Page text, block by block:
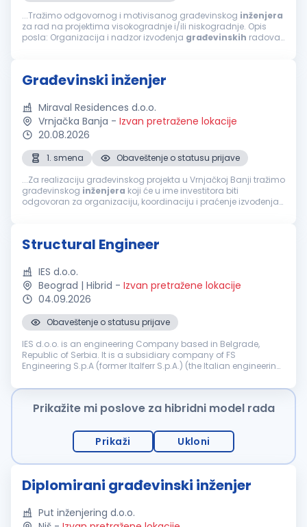
...Tražimo odgovornog i motivisanog građevinskog inženjera
za rad na projektima visokogradnje i/ili niskogradnje. Opis
posla: Organizacija i nadzor izvođenja građevinskih radova.
Građevinski inženjer
Miraval Residences d.o.o.
Vrnjačka Banja - Izvan pretražene lokacije
20.08.2026
1. smena
Obaveštenje o statusu prijave
...Za realizaciju građevinskog projekta u Vrnjačkoj Banji tražimo
građevinskog inženjera koji će u ime investitora biti
odgovoran za organizaciju, koordinaciju i praćenje izvođenja
Structural Engineer
IES d.o.o.
Beograd | Hibrid - Izvan pretražene lokacije
04.09.2026
Obaveštenje o statusu prijave
IES d.o.o. is an engineering Company based in Belgrade,
Republic of Serbia. It is a subsidiary company of FS
Engineering S.p.A (former Italferr S.p.A.) (the Italian engineering
Group). Company IES ...
Prikažite mi poslove za hibridni model rada
Prikaži Ukloni
Diplomirani građevinski inženjer
Put inženjering d.o.o.